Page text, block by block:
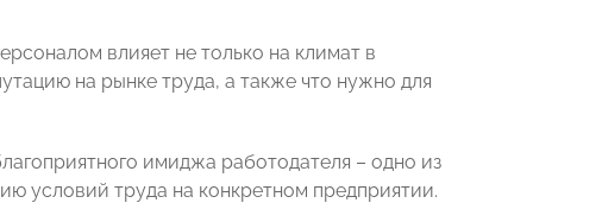
влияет не только на климат в
на рынке труда, а также что нужно для
имиджа работодателя – одно из
условий труда на конкретном предприятии.